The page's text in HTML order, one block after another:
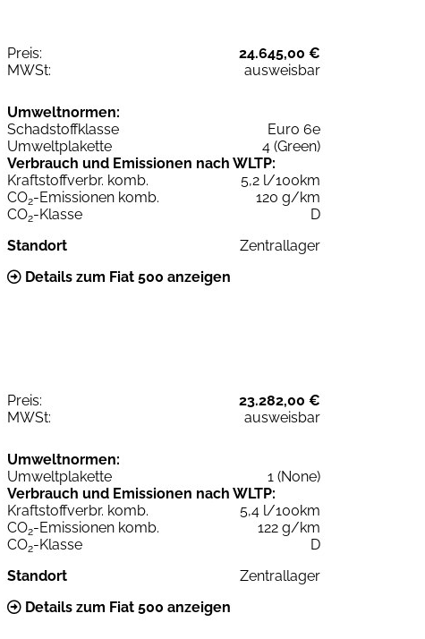
Preis:
24.645,00 €
MWSt:
ausweisbar
Umweltnormen:
Schadstoffklasse
Euro 6e
Umweltplakette
4 (Green)
Verbrauch und Emissionen nach WLTP:
Kraftstoffverbr. komb.
5,2 l/100km
CO2-Emissionen komb.
120 g/km
CO2-Klasse
D
Standort
Zentrallager
Details zum Fiat 500 anzeigen
Preis:
23.282,00 €
MWSt:
ausweisbar
Umweltnormen:
Umweltplakette
1 (None)
Verbrauch und Emissionen nach WLTP:
Kraftstoffverbr. komb.
5,4 l/100km
CO2-Emissionen komb.
122 g/km
CO2-Klasse
D
Standort
Zentrallager
Details zum Fiat 500 anzeigen